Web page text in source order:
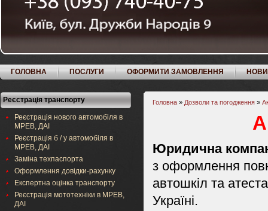
ГОЛОВНА ПОСЛУГИ ОФОРМИТИ ЗАМОВЛЕННЯ
Головна » Дозволи та погодження »
Юридична
з оформлення
автошкіл та
Україні.
Реєстрація транспорту
Реєстрація нового автомобіля в
МРЕВ, ДАІ
Реєстрація б / у автомобіля в
МРЕВ, ДАІ
Заміна техпаспорта
Оформлення довідки-рахунку
Експертна оцінка транспорту
Реєстрація мототехніки в МРЕВ,
ДАІ